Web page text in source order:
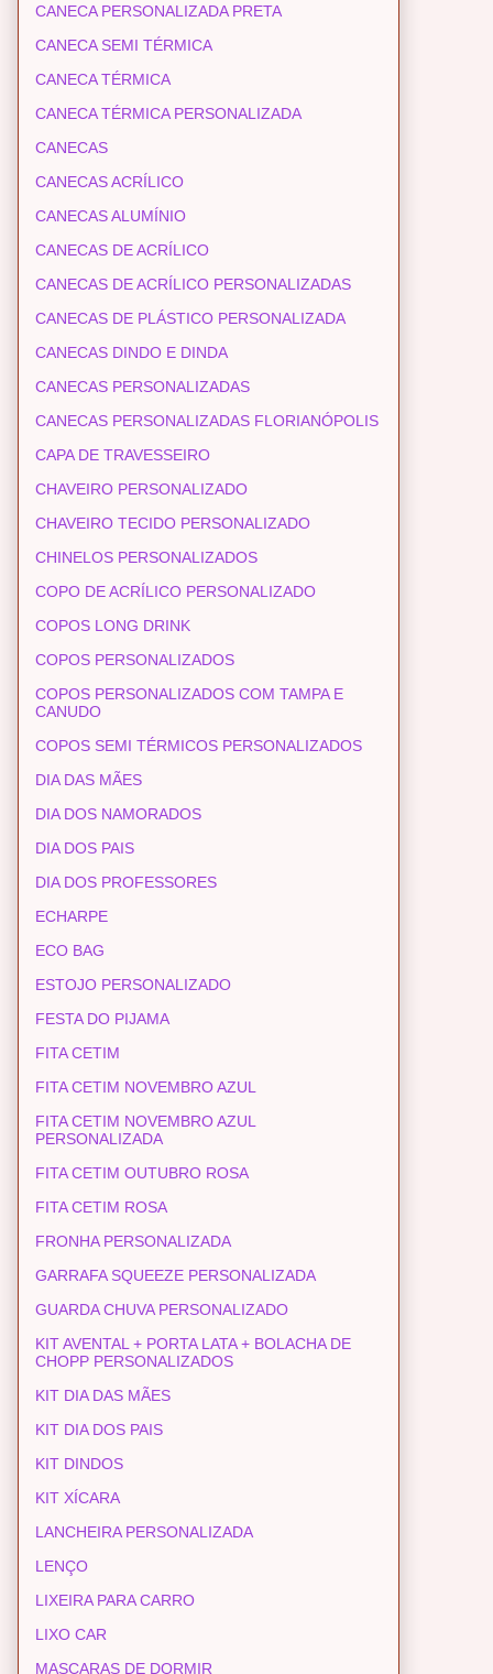
CANECA PERSONALIZADA PRETA
CANECA SEMI TÉRMICA
CANECA TÉRMICA
CANECA TÉRMICA PERSONALIZADA
CANECAS
CANECAS ACRÍLICO
CANECAS ALUMÍNIO
CANECAS DE ACRÍLICO
CANECAS DE ACRÍLICO PERSONALIZADAS
CANECAS DE PLÁSTICO PERSONALIZADA
CANECAS DINDO E DINDA
CANECAS PERSONALIZADAS
CANECAS PERSONALIZADAS FLORIANÓPOLIS
CAPA DE TRAVESSEIRO
CHAVEIRO PERSONALIZADO
CHAVEIRO TECIDO PERSONALIZADO
CHINELOS PERSONALIZADOS
COPO DE ACRÍLICO PERSONALIZADO
COPOS LONG DRINK
COPOS PERSONALIZADOS
COPOS PERSONALIZADOS COM TAMPA E
CANUDO
COPOS SEMI TÉRMICOS PERSONALIZADOS
DIA DAS MÃES
DIA DOS NAMORADOS
DIA DOS PAIS
DIA DOS PROFESSORES
ECHARPE
ECO BAG
ESTOJO PERSONALIZADO
FESTA DO PIJAMA
FITA CETIM
FITA CETIM NOVEMBRO AZUL
FITA CETIM NOVEMBRO AZUL
PERSONALIZADA
FITA CETIM OUTUBRO ROSA
FITA CETIM ROSA
FRONHA PERSONALIZADA
GARRAFA SQUEEZE PERSONALIZADA
GUARDA CHUVA PERSONALIZADO
KIT AVENTAL + PORTA LATA + BOLACHA DE
CHOPP PERSONALIZADOS
KIT DIA DAS MÃES
KIT DIA DOS PAIS
KIT DINDOS
KIT XÍCARA
LANCHEIRA PERSONALIZADA
LENÇO
LIXEIRA PARA CARRO
LIXO CAR
MASCARAS DE DORMIR